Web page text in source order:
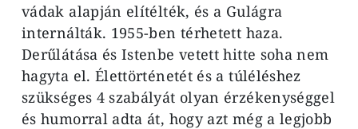
vádak alapján elítélték, és a Gulágra
internálták. 1955-ben térhetett haza.
Derűlátása és Istenbe vetett hitte soha nem
hagyta el. Élettörténetét és a túléléshez
szükséges 4 szabályát olyan érzékenységgel
és humorral adta át, hogy azt még a legjobb